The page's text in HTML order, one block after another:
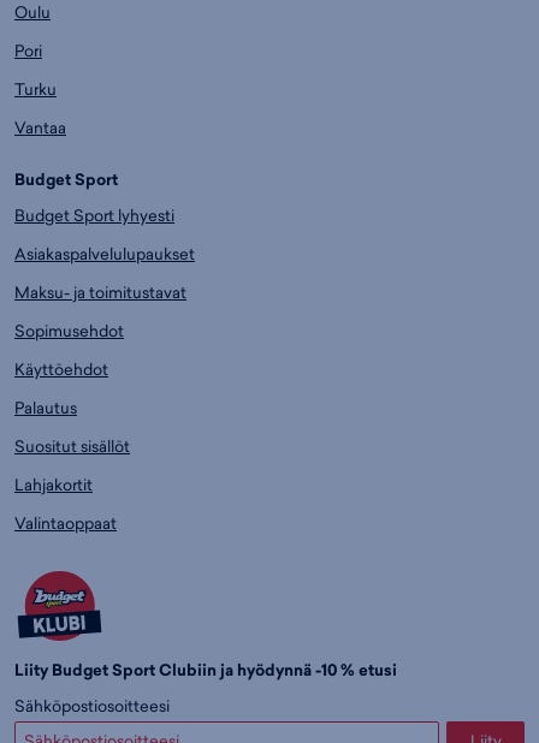
Oulu
Pori
Turku
Vantaa
Budget Sport
Budget Sport lyhyesti
Asiakaspalvelulupaukset
Maksu- ja toimitustavat
Sopimusehdot
Käyttöehdot
Palautus
Suositut sisällöt
Lahjakortit
Valintaoppaat
Liity Budget Sport Clubiin ja hyödynnä -10 % etusi
Sähköpostiosoitteesi